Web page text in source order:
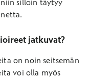
silloin täytyy
jatkuvat?
on noin seitsemän
voi olla myös